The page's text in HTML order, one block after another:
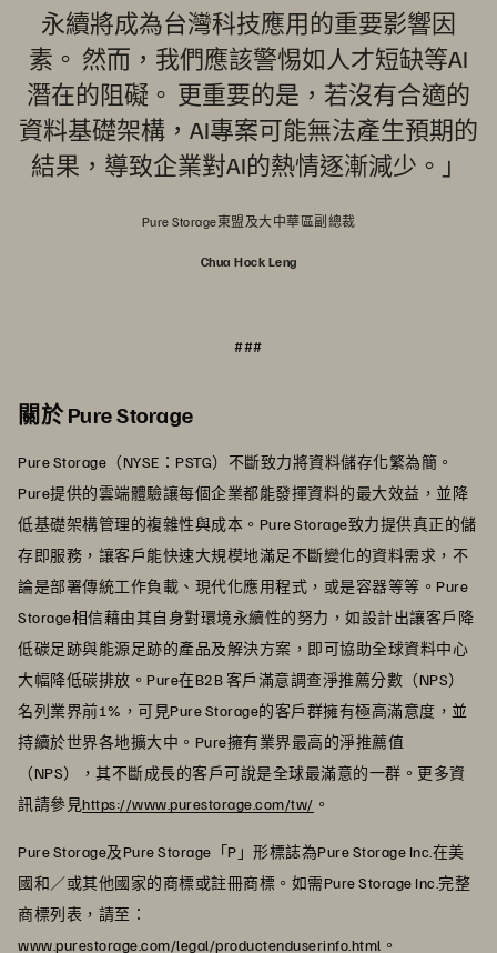
永續將成為台灣科技應用的重要影響因
素。 然而，我們應該警惕如人才短缺等AI
潛在的阻礙。 更重要的是，若沒有合適的
資料基礎架構，AI專案可能無法產生預期的
結果，導致企業對AI的熱情逐漸減少。」
Pure Storage東盟及大中華區副總裁
Chua Hock Leng
###
關於 Pure Storage
Pure Storage（NYSE：PSTG）不斷致力將資料儲存化繁為簡。
Pure提供的雲端體驗讓每個企業都能發揮資料的最大效益，並降
低基礎架構管理的複雜性與成本。Pure Storage致力提供真正的儲
存即服務，讓客戶能快速大規模地滿足不斷變化的資料需求，不
論是部署傳統工作負載、現代化應用程式，或是容器等等。Pure
Storage相信藉由其自身對環境永續性的努力，如設計出讓客戶降
低碳足跡與能源足跡的產品及解決方案，即可協助全球資料中心
大幅降低碳排放。Pure在B2B 客戶滿意調查淨推薦分數（NPS）
名列業界前1%，可見Pure Storage的客戶群擁有極高滿意度，並
持續於世界各地擴大中。Pure擁有業界最高的淨推薦值
（NPS），其不斷成長的客戶可說是全球最滿意的一群。更多資
訊請參見https://www.purestorage.com/tw/ 。
Pure Storage及Pure Storage「P」形標誌為Pure Storage Inc.在美
國和／或其他國家的商標或註冊商標。如需Pure Storage Inc.完整
商標列表，請至：
www.purestorage.com/legal/productenduserinfo.html 。